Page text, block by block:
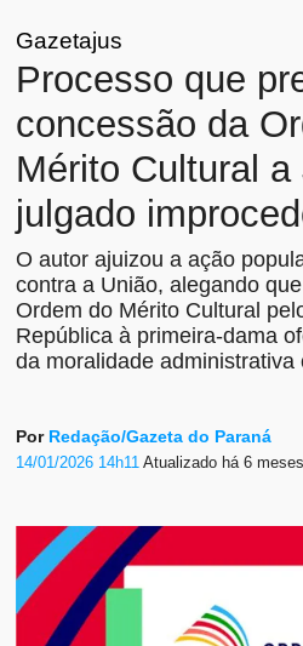
Gazetajus
Processo que
concessão da
Mérito Cultural a
julgado
O autor ajuizou a ação
contra a União, alegando
Ordem do Mérito Cultural
República à primeira-dama
da moralidade
Por Redação/Gazeta do Paraná
14/01/2026 14h11Atualizado há 6 meses